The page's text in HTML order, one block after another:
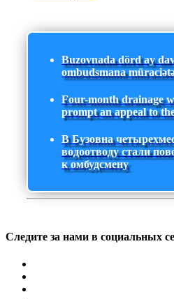
Buzovnada dörd ay
ombudsmana
Four-month drainage
prompt an appeal to
В Бузовна
водоотводу стали
к омбудсмену
Следите за нами в социальных